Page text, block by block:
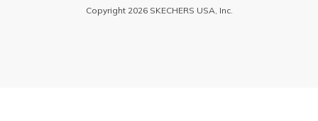
Copyright 2026 SKECHERS USA, Inc.